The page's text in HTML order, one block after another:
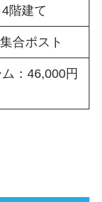
階建て
合ポスト
：46,000円